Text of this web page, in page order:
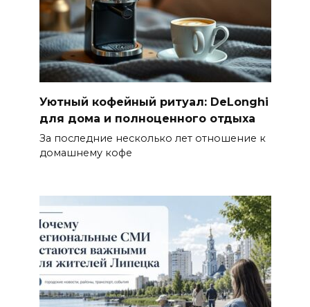
Уютный кофейный ритуал: DeLonghi
для дома и полноценного отдыха
За последние несколько лет отношение к
домашнему кофе